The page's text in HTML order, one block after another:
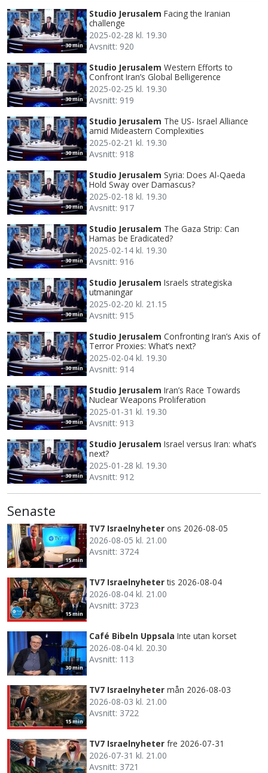
30 min
Studio Jerusalem Facing the Iranian
challenge
2025-02-28 kl. 19.30
Avsnitt: 920
30 min
Studio Jerusalem Western Efforts to
Confront Iran’s Global Belligerence
2025-02-25 kl. 19.30
Avsnitt: 919
30 min
Studio Jerusalem The US- Israel Alliance
amid Mideastern Complexities
2025-02-21 kl. 19.30
Avsnitt: 918
30 min
Studio Jerusalem Syria: Does Al-Qaeda
Hold Sway over Damascus?
2025-02-18 kl. 19.30
Avsnitt: 917
30 min
Studio Jerusalem The Gaza Strip: Can
Hamas be Eradicated?
2025-02-14 kl. 19.30
Avsnitt: 916
30 min
Studio Jerusalem Israels strategiska
utmaningar
2025-02-20 kl. 21.15
Avsnitt: 915
30 min
Studio Jerusalem Confronting Iran’s Axis of
Terror Proxies: What’s next?
2025-02-04 kl. 19.30
Avsnitt: 914
30 min
Studio Jerusalem Iran’s Race Towards
Nuclear Weapons Proliferation
2025-01-31 kl. 19.30
Avsnitt: 913
30 min
Studio Jerusalem Israel versus Iran: what’s
next?
2025-01-28 kl. 19.30
Avsnitt: 912
Senaste
15 min
TV7 Israelnyheter ons 2026-08-05
2026-08-05 kl. 21.00
Avsnitt: 3724
15 min
TV7 Israelnyheter tis 2026-08-04
2026-08-04 kl. 21.00
Avsnitt: 3723
30 min
Café Bibeln Uppsala Inte utan korset
2026-08-04 kl. 20.30
Avsnitt: 113
15 min
TV7 Israelnyheter mån 2026-08-03
2026-08-03 kl. 21.00
Avsnitt: 3722
TV7 Israelnyheter fre 2026-07-31
2026-07-31 kl. 21.00
Avsnitt: 3721